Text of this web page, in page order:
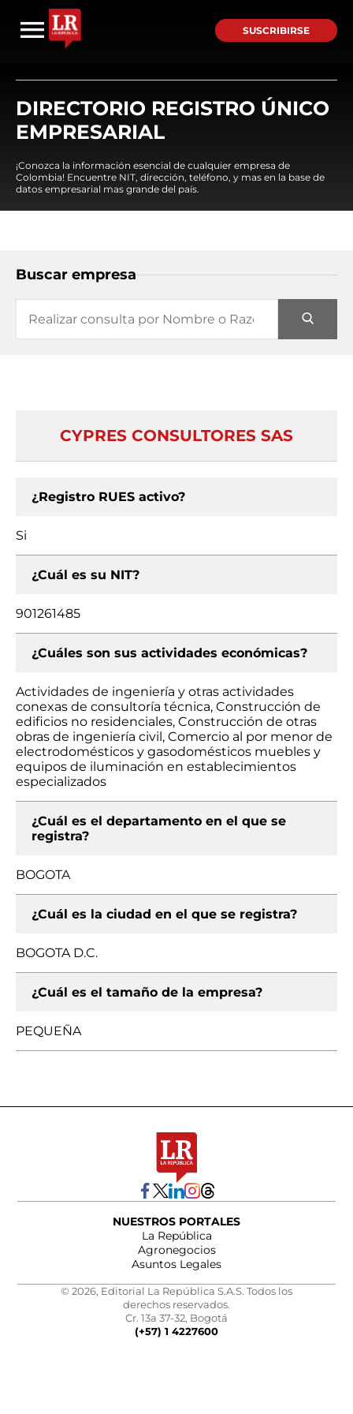
SUSCRIBIRSE
DIRECTORIO REGISTRO ÚNICO
EMPRESARIAL
¡Conozca la información esencial de cualquier empresa de
Colombia! Encuentre NIT, dirección, teléfono, y mas en la base de
datos empresarial mas grande del país.
Buscar empresa
CYPRES CONSULTORES SAS
¿Registro RUES activo?
Si
¿Cuál es su NIT?
901261485
¿Cuáles son sus actividades económicas?
Actividades de ingeniería y otras actividades
conexas de consultoría técnica, Construcción de
edificios no residenciales, Construcción de otras
obras de ingeniería civil, Comercio al por menor de
electrodomésticos y gasodomésticos muebles y
equipos de iluminación en establecimientos
especializados
¿Cuál es el departamento en el que se
registra?
BOGOTA
¿Cuál es la ciudad en el que se registra?
BOGOTA D.C.
¿Cuál es el tamaño de la empresa?
PEQUEÑA
NUESTROS PORTALES
La República
Agronegocios
Asuntos Legales
© 2026, Editorial La República S.A.S. Todos los
derechos reservados.
Cr. 13a 37-32, Bogotá
(+57) 1 4227600